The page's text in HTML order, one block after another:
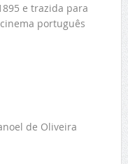
e trazida para
português
de Oliveira